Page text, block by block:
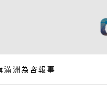
滿洲為咨報事